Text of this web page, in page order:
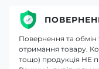
Повернення та обмін
отримання товару.
тощо) продукція НЕ